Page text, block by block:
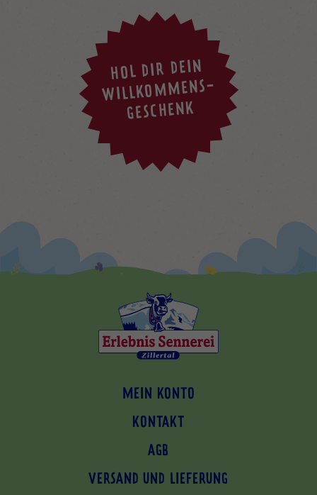
HOL DIR DEIN
WILLKOMMENS-
GESCHENK
MEIN KONTO
KONTAKT
AGB
VERSAND UND LIEFERUNG